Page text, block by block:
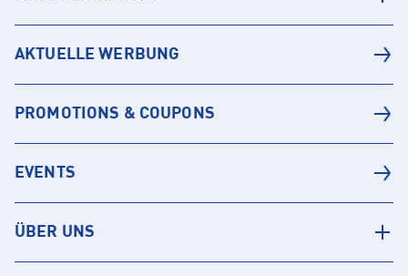
AKTUELLE WERBUNG
PROMOTIONS & COUPONS
EVENTS
ÜBER UNS